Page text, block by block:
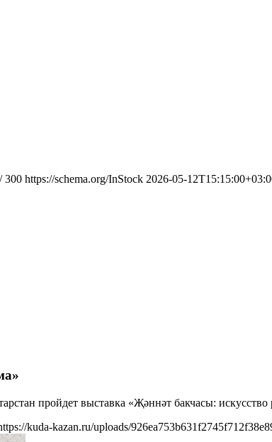
300 https://schema.org/InStock 2026-05-
пройдет выставка «Җәннәт бакчасы: искусство
kuda-kazan.ru/uploads/